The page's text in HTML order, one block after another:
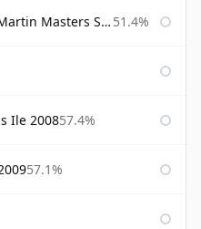
Selection 2024 51.4%
Ile 200857.4%
57.1%